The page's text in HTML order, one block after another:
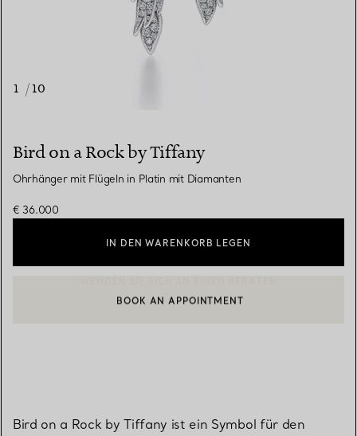
1 /10
Bird on a Rock by Tiffany
Ohrhänger mit Flügeln in Platin mit Diamanten
€ 36.000
IN DEN WARENKORB LEGEN
EINEN KUNDENBERATER KONTAKTIEREN ODER EINEN
BOOK AN APPOINTMENT
Bird on a Rock by Tiffany ist ein Symbol für den